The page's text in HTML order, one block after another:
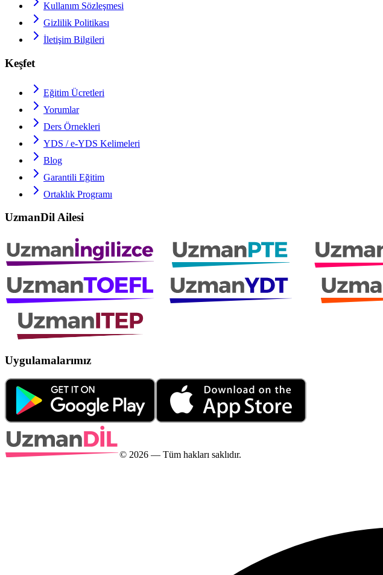
Kullanım Sözleşmesi
Gizlilik Politikası
İletişim Bilgileri
Keşfet
Eğitim Ücretleri
Yorumlar
Ders Örnekleri
YDS / e-YDS Kelimeleri
Blog
Garantili Eğitim
Ortaklık Programı
UzmanDil Ailesi
Uygulamalarımız
© 2026 — Tüm hakları saklıdır.